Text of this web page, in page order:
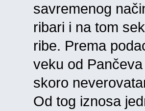
savremenog
ribari i na tom
ribe. Prema
veku od
skoro
Od tog iznosa